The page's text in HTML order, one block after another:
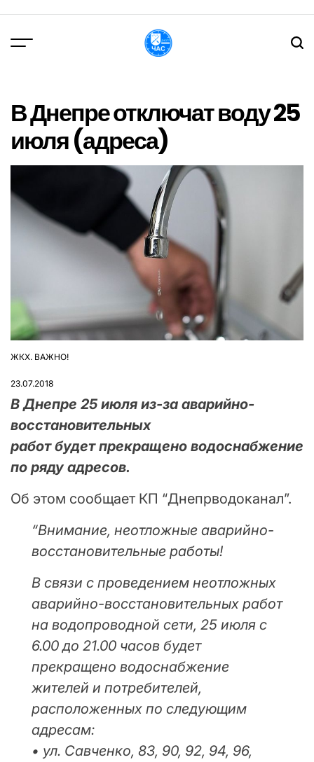
вмісту
В Днепре отключат воду 25
июля (адреса)
ОПУБЛІКУВАТИ
ЖКХ. ВАЖНО!
23.07.2018
В Днепре 25 июля из-за аварийно-
восстановительных
работ будет прекращено водоснабжение
по ряду адресов.
Об этом сообщает КП “Днепрводоканал”.
“Внимание, неотложные аварийно-
восстановительные работы!
В связи с проведением неотложных
аварийно-восстановительных работ
на водопроводной сети, 25 июля с
6.00 до 21.00 часов будет
прекращено водоснабжение
жителей и потребителей,
расположенных по следующим
адресам:
• ул. Савченко, 83, 90, 92, 94, 96,